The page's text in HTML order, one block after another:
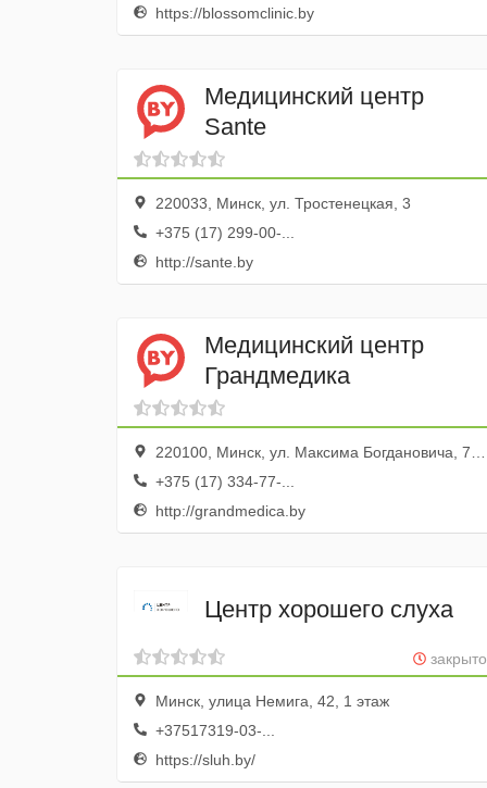
https://blossomclinic.by
Медицинский центр
Sante
220033, Минск, ул. Тростенецкая, 3
+375 (17) 299-00-...
http://sante.by
Медицинский центр
Грандмедика
220100, Минск, ул. Максима Богдановича, 78, эт. 1, оф. 670
+375 (17) 334-77-...
http://grandmedica.by
Центр хорошего слуха
закрыто
Минск, улица Немига, 42, 1 этаж
+37517319-03-...
https://sluh.by/